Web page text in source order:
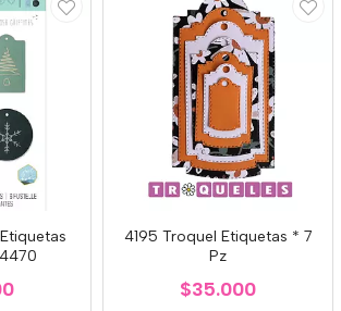
4195 Troquel Etiquetas * 7
Pz
$35.000